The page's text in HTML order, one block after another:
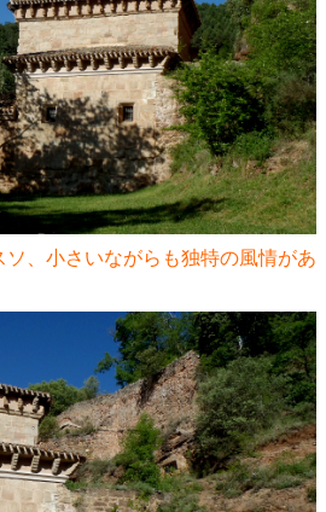
、小さいながらも独特の風情があ